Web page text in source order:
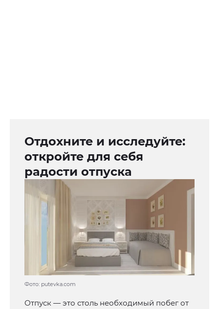
Отдохните и исследуйте:
откройте для себя
радости отпуска
Фото: putevka.com
Отпуск — это столь необходимый побег от